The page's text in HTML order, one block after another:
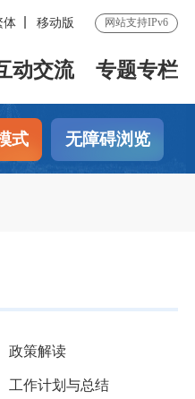
体 移动版 网站支持IPv6
动交流 专题专栏
式 无障碍浏览
政策解读
工作计划与总结